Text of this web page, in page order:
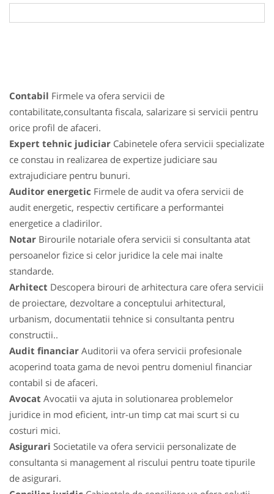
Contabil Firmele va ofera servicii de
contabilitate,consultanta fiscala, salarizare si servicii pentru
orice profil de afaceri.
Expert tehnic judiciar Cabinetele ofera servicii specializate
ce constau in realizarea de expertize judiciare sau
extrajudiciare pentru bunuri.
Auditor energetic Firmele de audit va ofera servicii de
audit energetic, respectiv certificare a performantei
energetice a cladirilor.
Notar Birourile notariale ofera servicii si consultanta atat
persoanelor fizice si celor juridice la cele mai inalte
standarde.
Arhitect Descopera birouri de arhitectura care ofera servicii
de proiectare, dezvoltare a conceptului arhitectural,
urbanism, documentatii tehnice si consultanta pentru
constructii..
Audit financiar Auditorii va ofera servicii profesionale
acoperind toata gama de nevoi pentru domeniul financiar
contabil si de afaceri.
Avocat Avocatii va ajuta in solutionarea problemelor
juridice in mod eficient, intr-un timp cat mai scurt si cu
costuri mici.
Asigurari Societatile va ofera servicii personalizate de
consultanta si management al riscului pentru toate tipurile
de asigurari.